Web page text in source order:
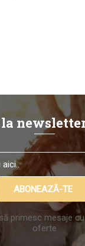
la
primesc mesaje
oferte